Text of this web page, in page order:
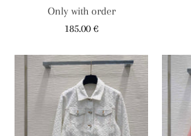
Only with order
185.00 €